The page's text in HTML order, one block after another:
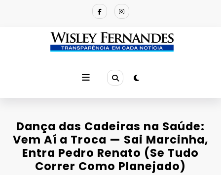
Dança das Cadeiras na Saúde:
Vem Aí a Troca — Sai Marcinha,
Entra Pedro Renato (Se Tudo
Correr Como Planejado)